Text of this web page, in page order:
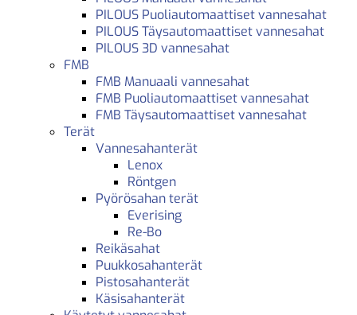
PILOUS Puoliautomaattiset vannesahat
PILOUS Täysautomaattiset vannesahat
PILOUS 3D vannesahat
FMB
FMB Manuaali vannesahat
FMB Puoliautomaattiset vannesahat
FMB Täysautomaattiset vannesahat
Terät
Vannesahanterät
Lenox
Röntgen
Pyörösahan terät
Everising
Re-Bo
Reikäsahat
Puukkosahanterät
Pistosahanterät
Käsisahanterät